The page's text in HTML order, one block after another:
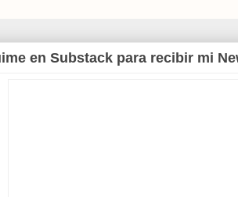
en Substack para recibir mi